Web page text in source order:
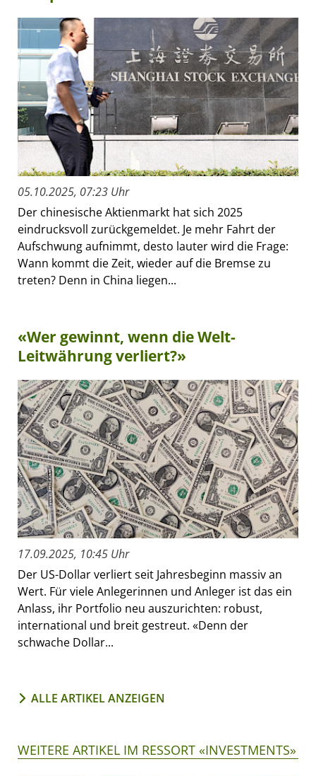
05.10.2025, 07:23 Uhr
Der chinesische Aktienmarkt hat sich 2025
eindrucksvoll zurückgemeldet. Je mehr Fahrt der
Aufschwung aufnimmt, desto lauter wird die Frage:
Wann kommt die Zeit, wieder auf die Bremse zu
treten? Denn in China liegen...
«Wer gewinnt, wenn die Welt-
Leitwährung verliert?»
17.09.2025, 10:45 Uhr
Der US-Dollar verliert seit Jahresbeginn massiv an
Wert. Für viele Anlegerinnen und Anleger ist das ein
Anlass, ihr Portfolio neu auszurichten: robust,
international und breit gestreut. «Denn der
schwache Dollar...
ALLE ARTIKEL ANZEIGEN
WEITERE ARTIKEL IM RESSORT «INVESTMENTS»